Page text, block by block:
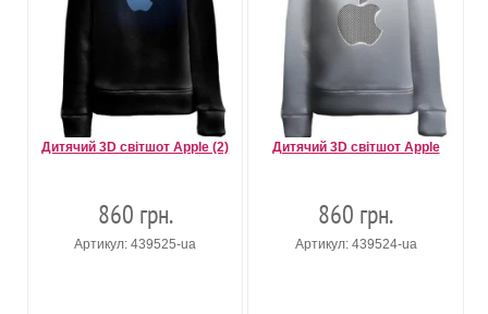
Дитячий 3D світшот Apple (2)
860 грн.
Артикул: 439525-ua
Дитячий 3D світшот Apple
860 грн.
Артикул: 439524-ua